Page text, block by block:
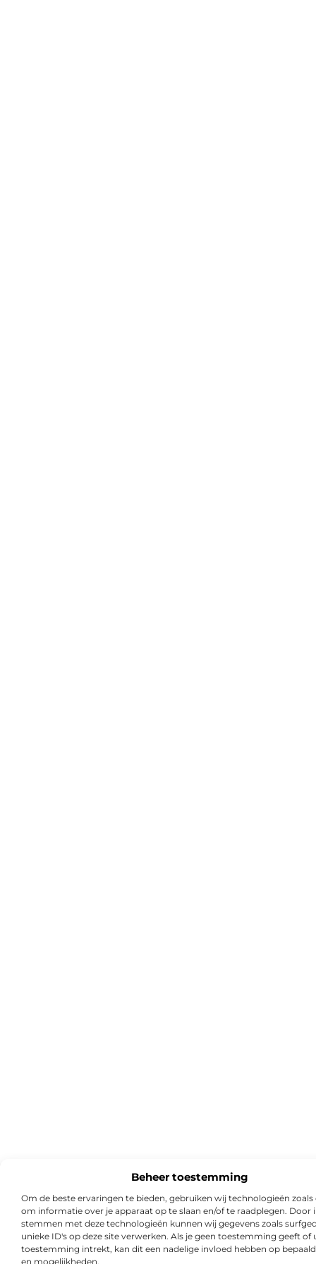
Beheer toestemming
Om de beste ervaringen te bieden, gebruiken wij technologieën zoals
om informatie over je apparaat op te slaan en/of te raadplegen. Door
stemmen met deze technologieën kunnen wij gegevens zoals
unieke ID's op deze site verwerken. Als je geen toestemming geeft of
toestemming intrekt, kan dit een nadelige invloed hebben op
en mogelijkheden.